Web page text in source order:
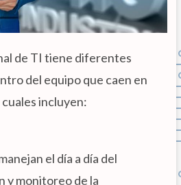
de TI tiene diferentes
del equipo que caen en
cuales incluyen:
el día a día del
y monitoreo de la